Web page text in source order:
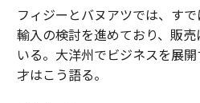
フィジーとバヌアツでは、す
輸入の検討を進めており、販
いる。大洋州でビジネスを展
才はこう語る。